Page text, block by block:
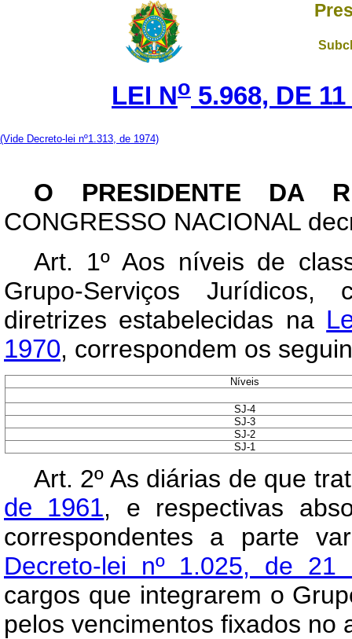
LEI No 5.968, DE
(Vide Decreto-lei nº1.313, de 1974)
O PRESIDENTE DA
CONGRESSO NACIONAL
Art. 1º Aos níveis de
Grupo-Serviços Jurídicos,
diretrizes estabelecidas na
1970, correspondem os
Níveis
SJ-4
SJ-3
SJ-2
SJ-1
Art. 2º As diárias de que
de 1961, e respectivas
correspondentes a parte
Decreto-lei nº 1.025, de
cargos que integrarem o
pelos vencimentos fixados no